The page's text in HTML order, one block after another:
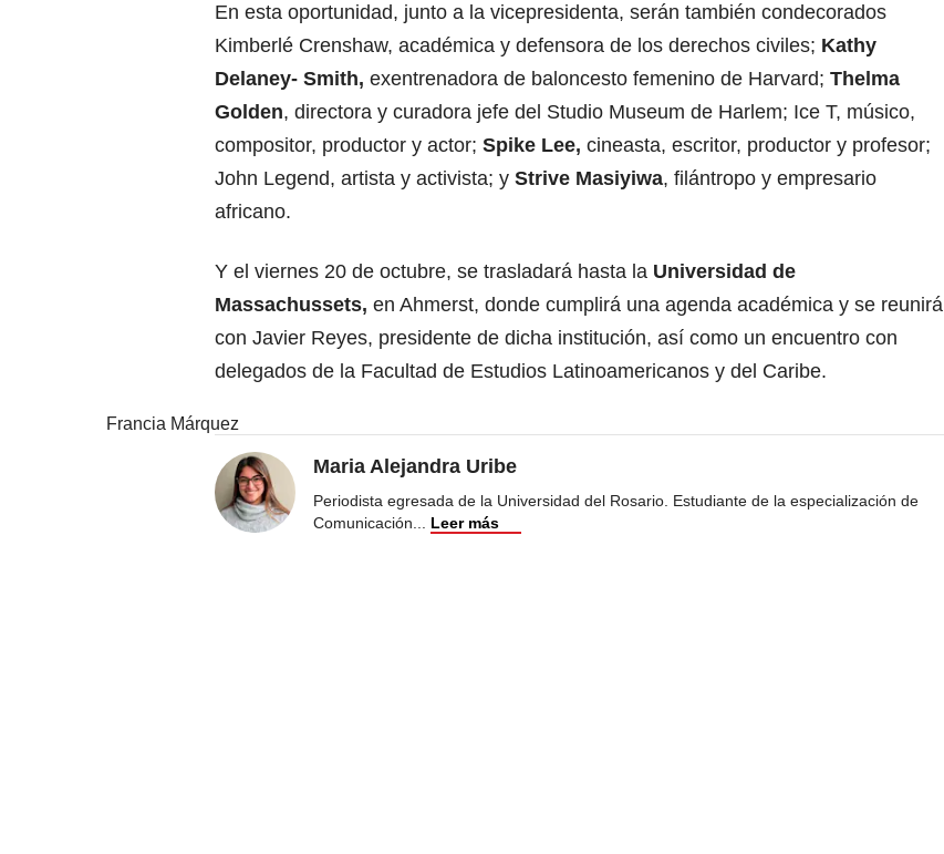
En esta oportunidad, junto a la vicepresidenta, serán también condecorados
Kimberlé Crenshaw, académica y defensora de los derechos civiles; Kathy
Delaney- Smith, exentrenadora de baloncesto femenino de Harvard; Thelma
Golden, directora y curadora jefe del Studio Museum de Harlem; Ice T, músico,
compositor, productor y actor; Spike Lee, cineasta, escritor, productor y profesor;
John Legend, artista y activista; y Strive Masiyiwa, filántropo y empresario
africano.
Y el viernes 20 de octubre, se trasladará hasta la Universidad de
Massachussets, en Ahmerst, donde cumplirá una agenda académica y se reunirá
con Javier Reyes, presidente de dicha institución, así como un encuentro con
delegados de la Facultad de Estudios Latinoamericanos y del Caribe.
Francia Márquez
Maria Alejandra Uribe
Periodista egresada de la Universidad del Rosario. Estudiante de la especialización de
Comunicación... Leer más